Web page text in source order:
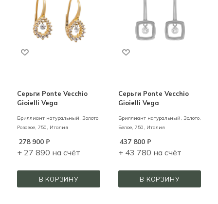
Серьги Ponte Vecchio
Gioielli Vega
Бриллиант натуральный, Золото,
Розовое, 750, Италия
278 900 ₽
+ 27 890 на счёт
В КОРЗИНУ
Серьги Ponte Vecchio
Gioielli Vega
Бриллиант натуральный, Золото,
Белое, 750, Италия
437 800₽
+ 43 780 на счёт
В КОРЗИНУ